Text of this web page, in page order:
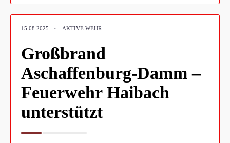
15.08.2025 • AKTIVE WEHR
Großbrand
Aschaffenburg-Damm –
Feuerwehr Haibach
unterstützt